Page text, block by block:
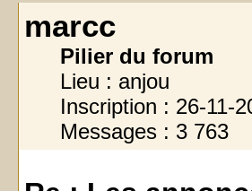
marcc
Pilier du forum
Lieu : anjou
Inscription : 26-11-
Messages : 3 763